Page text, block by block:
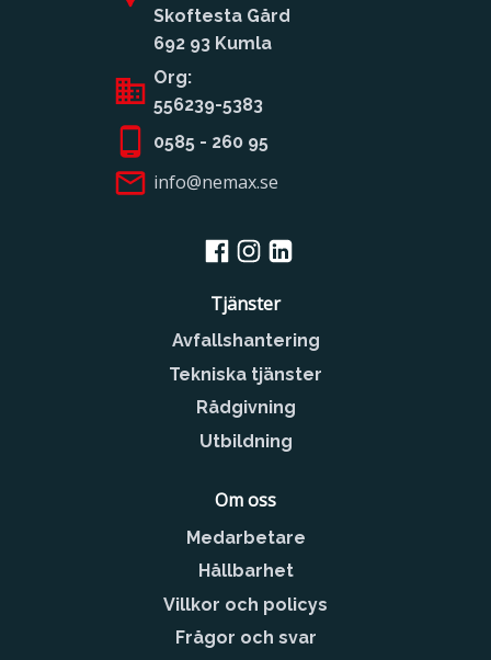
Skoftesta Gård
692 93 Kumla
Org:
556239-5383
0585 - 260 95
info@nemax.se
Tjänster
Avfallshantering
Tekniska tjänster
Rådgivning
Utbildning
Om oss
Medarbetare
Hållbarhet
Villkor och policys
Frågor och svar